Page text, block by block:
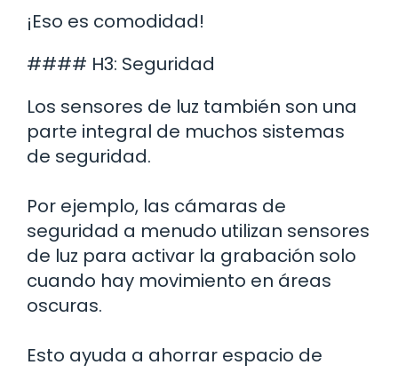
¡Eso es comodidad!
#### H3: Seguridad
Los sensores de luz también son una
parte integral de muchos sistemas
de seguridad.
Por ejemplo, las cámaras de
seguridad a menudo utilizan sensores
de luz para activar la grabación solo
cuando hay movimiento en áreas
oscuras.
Esto ayuda a ahorrar espacio de